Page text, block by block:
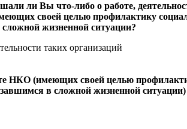
ли Вы что-либо о работе,
своей целью профилактику
жизненной ситуации?
таких организаций
НКО (имеющих своей целью
в сложной жизненной